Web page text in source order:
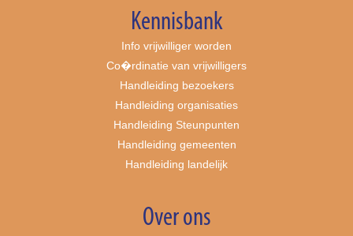
Kennisbank
Info vrijwilliger worden
Co�rdinatie van vrijwilligers
Handleiding bezoekers
Handleiding organisaties
Handleiding Steunpunten
Handleiding gemeenten
Handleiding landelijk
Over ons